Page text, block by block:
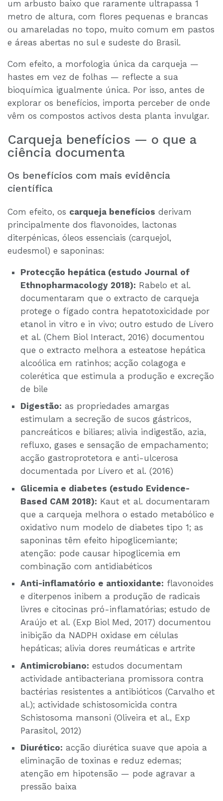
um arbusto baixo que raramente ultrapassa 1
metro de altura, com flores pequenas e brancas
ou amareladas no topo, muito comum em pastos
e áreas abertas no sul e sudeste do Brasil.
Com efeito, a morfologia única da carqueja —
hastes em vez de folhas — reflecte a sua
bioquímica igualmente única. Por isso, antes de
explorar os benefícios, importa perceber de onde
vêm os compostos activos desta planta invulgar.
Carqueja benefícios — o que a
ciência documenta
Os benefícios com mais evidência
científica
Com efeito, os carqueja benefícios derivam
principalmente dos flavonoides, lactonas
diterpénicas, óleos essenciais (carquejol,
eudesmol) e saponinas:
Protecção hepática (estudo Journal of
Ethnopharmacology 2018): Rabelo et al.
documentaram que o extracto de carqueja
protege o fígado contra hepatotoxicidade por
etanol in vitro e in vivo; outro estudo de Lívero
et al. (Chem Biol Interact, 2016) documentou
que o extracto melhora a esteatose hepática
alcoólica em ratinhos; acção colagoga e
colerética que estimula a produção e excreção
de bile
Digestão: as propriedades amargas
estimulam a secreção de sucos gástricos,
pancreáticos e biliares; alivia indigestão, azia,
refluxo, gases e sensação de empachamento;
acção gastroprotetora e anti-ulcerosa
documentada por Lívero et al. (2016)
Glicemia e diabetes (estudo Evidence-
Based CAM 2018): Kaut et al. documentaram
que a carqueja melhora o estado metabólico e
oxidativo num modelo de diabetes tipo 1; as
saponinas têm efeito hipoglicemiante;
atenção: pode causar hipoglicemia em
combinação com antidiabéticos
Anti-inflamatório e antioxidante: flavonoides
e diterpenos inibem a produção de radicais
livres e citocinas pró-inflamatórias; estudo de
Araújo et al. (Exp Biol Med, 2017) documentou
inibição da NADPH oxidase em células
hepáticas; alivia dores reumáticas e artrite
Antimicrobiano: estudos documentam
actividade antibacteriana promissora contra
bactérias resistentes a antibióticos (Carvalho et
al.); actividade schistosomicida contra
Schistosoma mansoni (Oliveira et al., Exp
Parasitol, 2012)
Diurético: acção diurética suave que apoia a
eliminação de toxinas e reduz edemas;
atenção em hipotensão — pode agravar a
pressão baixa